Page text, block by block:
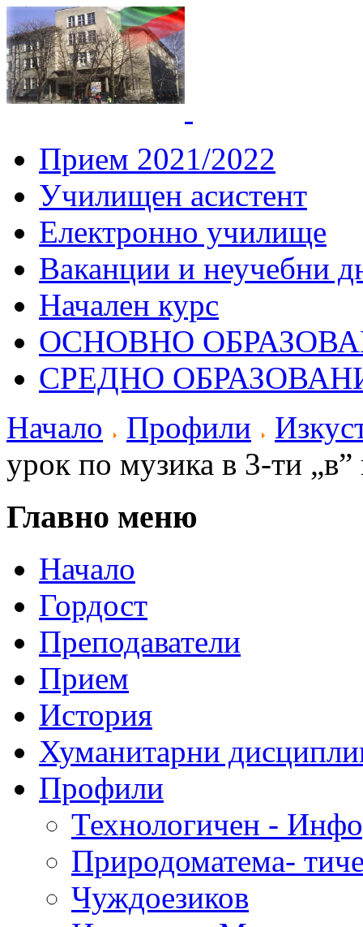
Прием 2021/2022
Училищен асистент
Електронно училище
Ваканции и неучебни
Начален курс
ОСНОВНО
СРЕДНО
Начало
Профили
урок по музика в 3-ти „в”
Главно меню
Начало
Гордост
Преподаватели
Прием
История
Хуманитарни
Профили
Технологичен -
Природоматема-
Чуждоезиков